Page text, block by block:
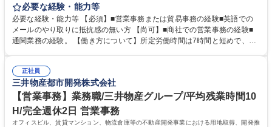
します。営業社員のサポートポジションとして、受発注から海外工場との
調整まで幅広く対応し、当社事業の根幹を支えていただきます。 ■受発注
業務、請求書発行 ■海外工場とのスケジュール調整 ■在庫管理 ■輸入書類
の確認・作成 ■配送手配 ■通関業者を通して行う輸出入業全般 ■倉庫との
ルプロデュースしているため、商品に関わる全ての業務をサポート頂きま
す。 募集職種 東京都中央区【営業事務・貿易事務】食品商社/残業少なめ/
リモート等相談可
必要な経験・能力等
必要な経験・能力等 【必須】■営業事務または貿易事務の経験■英語での
メールのやり取りに抵抗感の無い方 【尚可】■商社での営業事務の経験■
通関業務の経験。 【働き方について】所定労働時間は7時間と短めで、残
の強み】1991年の設立以来、外食産業を中心としたお客様の多様なニー
ズに沿った冷凍水産物等の生産・輸入・販売を一貫して手掛けています。
自社工場と海外拠点の強固な連携によるワンストップサービスが最大の強
みです。 学歴・資格 学歴：大学院 大学 語学力：英語 資格：
正社員
三井物産都市開発株式会社
【営業事務】業務職/三井物産グループ/平均残業時間10
H/完全週休2日 営業事務
オフィスビル、賃貸マンション、物流倉庫等の不動産開発事業における用地取得、開発推